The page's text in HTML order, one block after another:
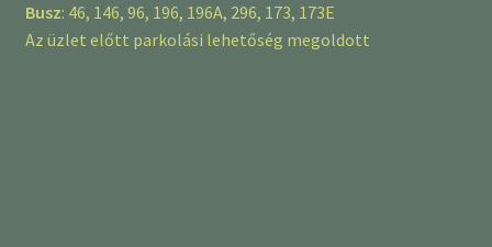
Busz: 46, 146, 96, 196, 196A, 296, 173, 173E
Az üzlet előtt parkolási lehetőség megoldott